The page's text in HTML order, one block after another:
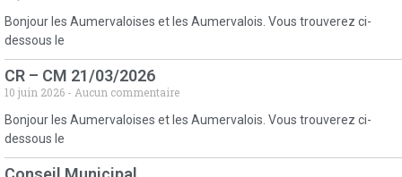
Bonjour les Aumervaloises et les Aumervalois. Vous trouverez ci-
dessous le
CR – CM 21/03/2026
10 juin 2026
Aucun commentaire
Bonjour les Aumervaloises et les Aumervalois. Vous trouverez ci-
dessous le